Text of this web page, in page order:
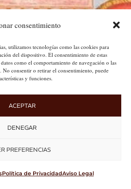
consentimiento
utilizamos tecnologías como las cookies para
del dispositivo. El consentimiento de estas
como el comportamiento de navegación o las
No consentir o retirar el consentimiento, puede
y funciones.
ACEPTAR
DENEGAR
PREFERENCIAS
Política de PrivacidadAviso Legal